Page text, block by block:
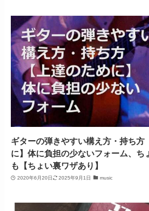
ギターの弾きやすい構え方・持ち方
に】体に負担の少ないフォーム、ち
も【ちょい裏ワザあり】
2020年6月20日 2025年9月1日 music